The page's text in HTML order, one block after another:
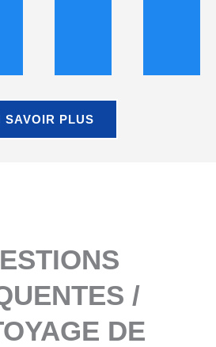
SAVOIR PLUS
/
DE